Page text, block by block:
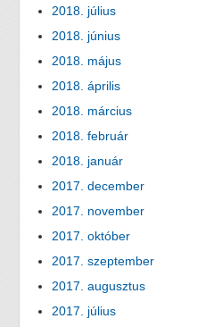
2018. július
2018. június
2018. május
2018. április
2018. március
2018. február
2018. január
2017. december
2017. november
2017. október
2017. szeptember
2017. augusztus
2017. július